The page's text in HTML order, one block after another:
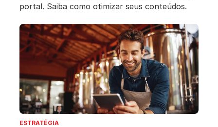
portal. Saiba como otimizar seus conteúdos.
ESTRATÉGIA